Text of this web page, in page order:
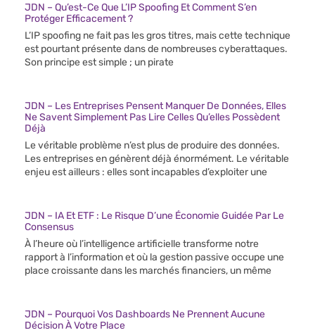
JDN – Qu’est-Ce Que L’IP Spoofing Et Comment S’en
Protéger Efficacement ?
L’IP spoofing ne fait pas les gros titres, mais cette technique
est pourtant présente dans de nombreuses cyberattaques.
Son principe est simple ; un pirate
JDN – Les Entreprises Pensent Manquer De Données, Elles
Ne Savent Simplement Pas Lire Celles Qu’elles Possèdent
Déjà
Le véritable problème n’est plus de produire des données.
Les entreprises en génèrent déjà énormément. Le véritable
enjeu est ailleurs : elles sont incapables d’exploiter une
JDN – IA Et ETF : Le Risque D’une Économie Guidée Par Le
Consensus
À l’heure où l’intelligence artificielle transforme notre
rapport à l’information et où la gestion passive occupe une
place croissante dans les marchés financiers, un même
JDN – Pourquoi Vos Dashboards Ne Prennent Aucune
Décision À Votre Place